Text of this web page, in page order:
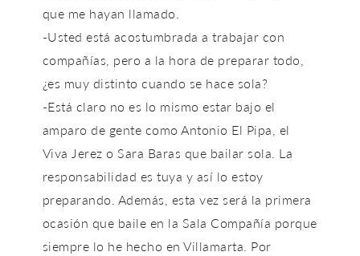
que me hayan llamado.
-Usted está acostumbrada a trabajar con
compañías, pero a la hora de preparar todo,
¿es muy distinto cuando se hace sola?
-Está claro no es lo mismo estar bajo el
amparo de gente como Antonio El Pipa, el
Viva Jerez o Sara Baras que bailar sola. La
responsabilidad es tuya y así lo estoy
preparando. Además, esta vez será la primera
ocasión que baile en la Sala Compañía porque
siempre lo he hecho en Villamarta. Por